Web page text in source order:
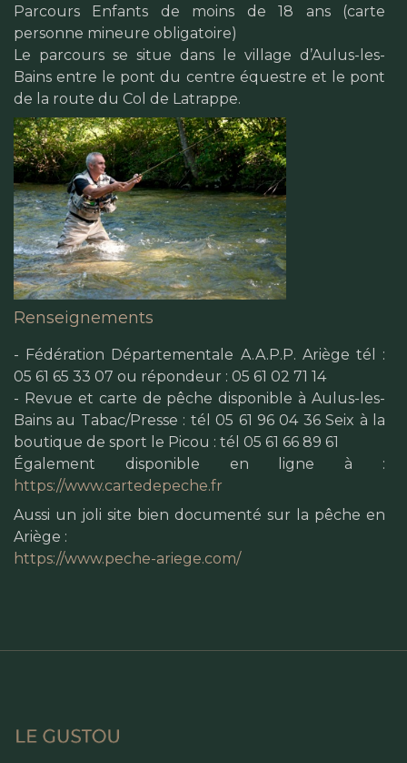
Parcours Enfants de moins de 18 ans (carte
personne mineure obligatoire)
Le parcours se situe dans le village d’Aulus-les-
Bains entre le pont du centre équestre et le pont
de la route du Col de Latrappe.
Renseignements
- Fédération Départementale A.A.P.P. Ariège tél :
05 61 65 33 07 ou répondeur : 05 61 02 71 14
- Revue et carte de pêche disponible à Aulus-les-
Bains au Tabac/Presse : tél 05 61 96 04 36 Seix à la
boutique de sport le Picou : tél 05 61 66 89 61
Également disponible en ligne à :
https://www.cartedepeche.fr
Aussi un joli site bien documenté sur la pêche en
Ariège :
https://www.peche-ariege.com/